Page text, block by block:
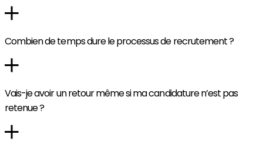
Combien de temps dure le processus de recrutement ?
Vais-je avoir un retour même si ma candidature n’est pas
retenue ?